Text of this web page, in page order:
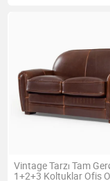
Vintage Tarzı Tam
1+2+3 Koltuklar Ofis